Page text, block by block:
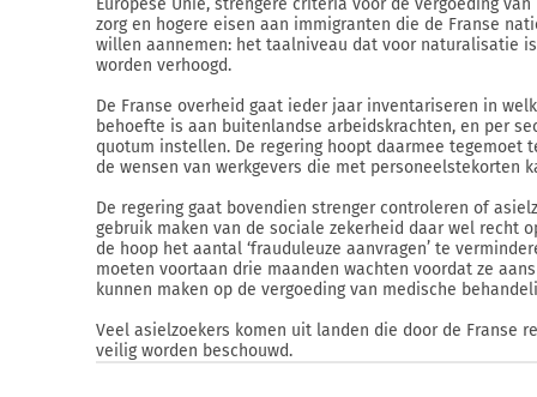
Europese Unie, strengere criteria voor de vergoeding van
zorg en hogere eisen aan immigranten die de Franse
willen aannemen: het taalniveau dat voor naturalisatie
worden verhoogd.
De Franse overheid gaat ieder jaar inventariseren in
behoefte is aan buitenlandse arbeidskrachten, en per
quotum instellen. De regering hoopt daarmee tegemoet
de wensen van werkgevers die met personeelstekorten
De regering gaat bovendien strenger controleren of
gebruik maken van de sociale zekerheid daar wel recht
de hoop het aantal ‘frauduleuze aanvragen’ te
moeten voortaan drie maanden wachten voordat ze
kunnen maken op de vergoeding van medische
Veel asielzoekers komen uit landen die door de Franse
veilig worden beschouwd.